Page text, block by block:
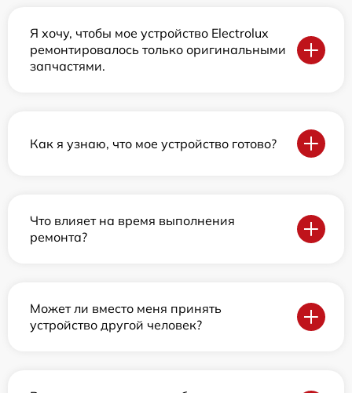
Я хочу, чтобы мое устройство Electrolux
ремонтировалось только оригинальными
запчастями.
Как я узнаю, что мое устройство готово?
Что влияет на время выполнения
ремонта?
Может ли вместо меня принять
устройство другой человек?